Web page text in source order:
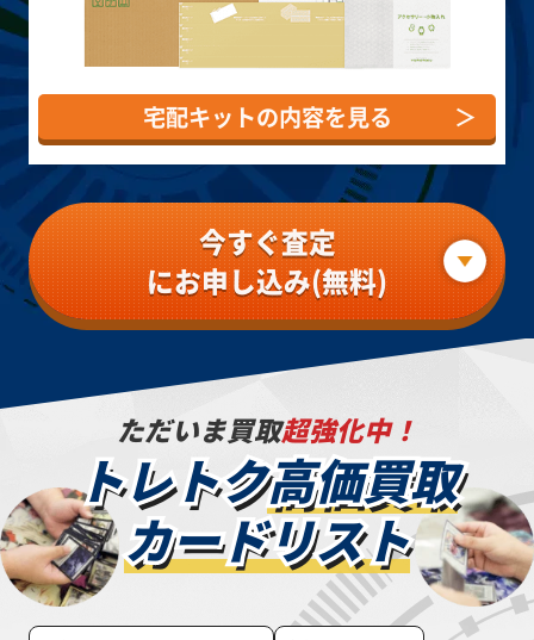
宅配キットの内容を見る ＞
今すぐ査定
にお申し込み(無料)
ただいま買取超強化中！
トレトク高価買取
カードリスト